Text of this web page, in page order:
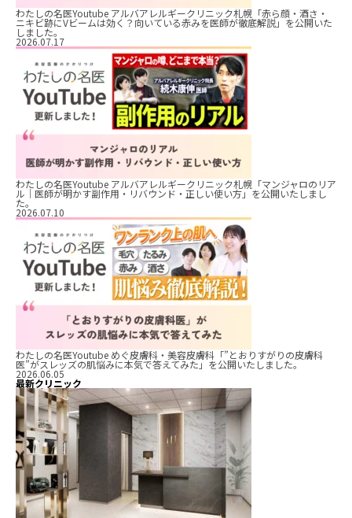
わたしの名医Youtube アルバアレルギークリニック札幌「赤ら顔・酒さ・
ニキビ跡にVビームは効く？向いている赤みを医師が徹底解説」を公開いた
しました。
2026.07.17
わたしの名医Youtube アルバアレルギークリニック札幌「マンジャロのリア
ル｜医師が明かす副作用・リバウンド・正しい使い方」を公開いたしまし
た。
2026.07.10
わたしの名医Youtube めぐ皮膚科・美容皮膚科「”とおりすがりの皮膚科
医”がスレッズの肌悩みに本気で答えてみた」を公開いたしました。
2026.06.05
最新クリニック